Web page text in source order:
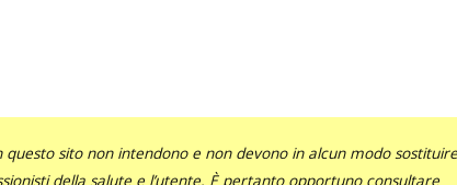
sito non intendono e non devono in alcun modo sostituire
della salute e l’utente. È pertanto opportuno consultare